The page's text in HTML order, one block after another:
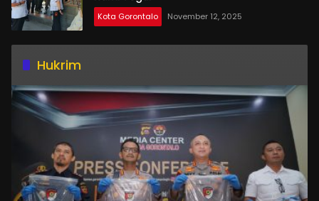
Kota Gorontalo November 12, 2025
Hukrim